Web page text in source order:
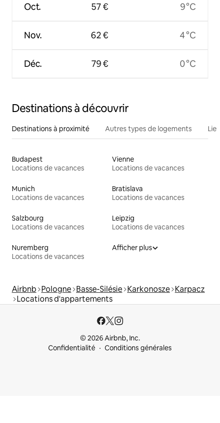
Oct.
Nov.
Déc.
57 €
62 €
79 €
9 °C
4 °C
0 °C
Destinations à découvrir
Destinations à proximité Autres types de logements
Budapest
Locations de vacances
Vienne
Locations de vacances
Munich
Locations de vacances
Bratislava
Locations de vacances
Salzbourg
Locations de vacances
Leipzig
Locations de vacances
Nuremberg
Locations de vacances
Afficher plus
Airbnb Pologne Basse-Silésie Karkonosze Karpacz
Locations d'appartements
© 2026 Airbnb, Inc.
Confidentialité
Conditions générales